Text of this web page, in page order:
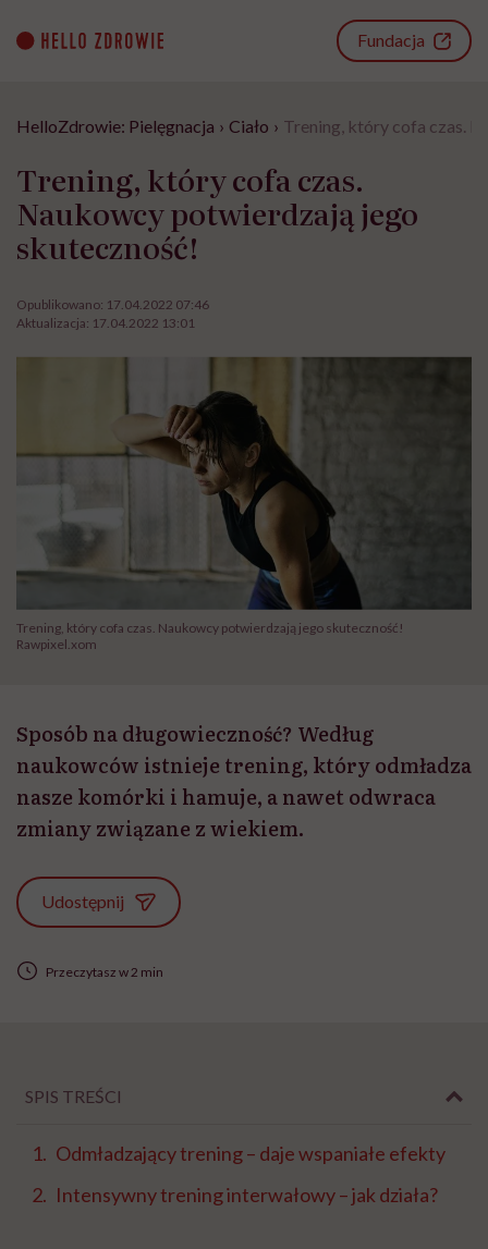
content
Fundacja
HelloZdrowie: Pielęgnacja › Ciało › Trening, który cofa czas.
Trening, który cofa czas.
Naukowcy potwierdzają jego
skuteczność!
Opublikowano: 17.04.2022 07:46
Aktualizacja: 17.04.2022 13:01
Trening, który cofa czas. Naukowcy potwierdzają jego skuteczność!
Rawpixel.xom
Sposób na długowieczność? Według
naukowców istnieje trening, który odmładza
nasze komórki i hamuje, a nawet odwraca
zmiany związane z wiekiem.
Udostępnij
Przeczytasz w 2 min
SPIS TREŚCI
Odmładzający trening – daje wspaniałe efekty
Intensywny trening interwałowy – jak działa?